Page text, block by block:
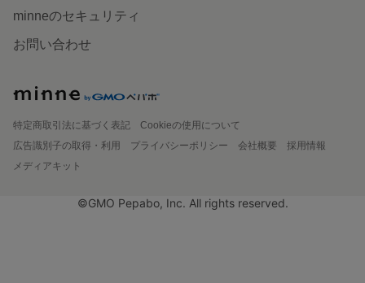
minneのセキュリティ
お問い合わせ
特定商取引法に基づく表記
Cookieの使用について
広告識別子の取得・利用
プライバシーポリシー 会社概要
採用情報
メディアキット
©GMO Pepabo, Inc. All rights reserved.